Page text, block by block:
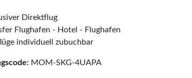
Direktflug
Flughafen - Hotel - Flughafen
individuell zubuchbar
MOM-SKG-4UAPA